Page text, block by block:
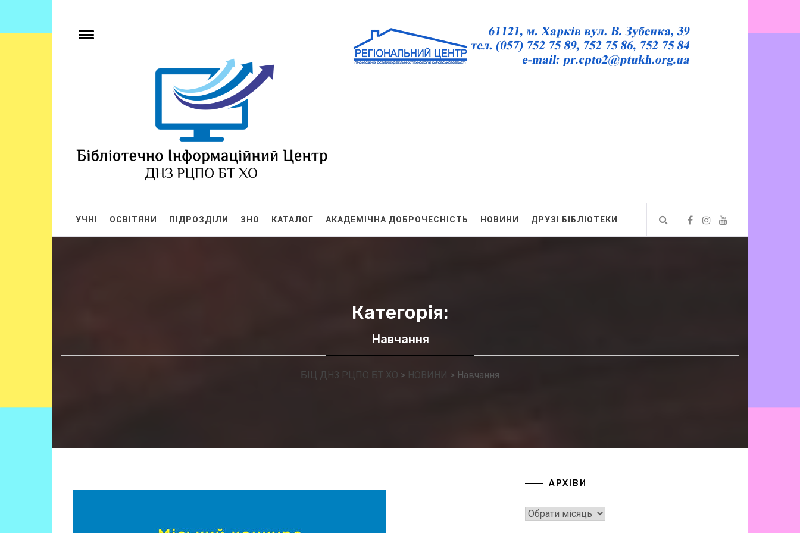
БІЦ ДНЗ РЦПО БТ ХО
УЧНІ ОСВІТЯНИ ПІДРОЗДІЛИ ЗНО КАТАЛОГ АКАДЕМІЧНА ДОБРОЧЕСНІСТЬ НОВИНИ ДРУЗІ БІБЛІОТЕКИ
Категорія:
Навчання
БІЦ ДНЗ РЦПО БТ ХО > НОВИНИ > Навчання
АРХІВИ